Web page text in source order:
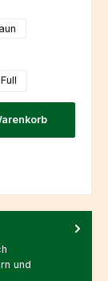
Full
benutze die
und